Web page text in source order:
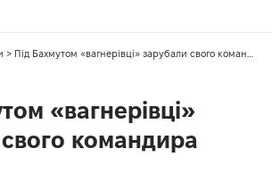
> Під Бахмутом «вагнерівці» зарубали свого командира (ВІДЕО)
«вагнерівці»
командира